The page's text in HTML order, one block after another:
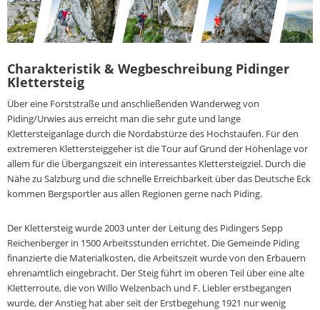
Charakteristik & Wegbeschreibung Pidinger
Klettersteig
Über eine Forststraße und anschließenden Wanderweg von
Piding/Urwies aus erreicht man die sehr gute und lange
Klettersteiganlage durch die Nordabstürze des Hochstaufen. Für den
extremeren Klettersteiggeher ist die Tour auf Grund der Höhenlage vor
allem für die Übergangszeit ein interessantes Klettersteigziel. Durch die
Nähe zu Salzburg und die schnelle Erreichbarkeit über das Deutsche Eck
kommen Bergsportler aus allen Regionen gerne nach Piding.
Der Klettersteig wurde 2003 unter der Leitung des Pidingers Sepp
Reichenberger in 1500 Arbeitsstunden errichtet. Die Gemeinde Piding
finanzierte die Materialkosten, die Arbeitszeit wurde von den Erbauern
ehrenamtlich eingebracht. Der Steig führt im oberen Teil über eine alte
Kletterroute, die von Willo Welzenbach und F. Liebler erstbegangen
wurde, der Anstieg hat aber seit der Erstbegehung 1921 nur wenig